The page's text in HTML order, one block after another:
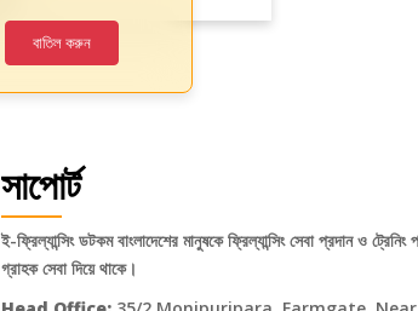
সাপোর্ট
ই-ফ্রিল্যান্সিং ডটকম বাংলাদেশের মানুষকে ফ্রিল্যান্সিং সেবা প্রদান ও
গ্রাহক সেবা দিয়ে থাকে।
বাতিল করুন